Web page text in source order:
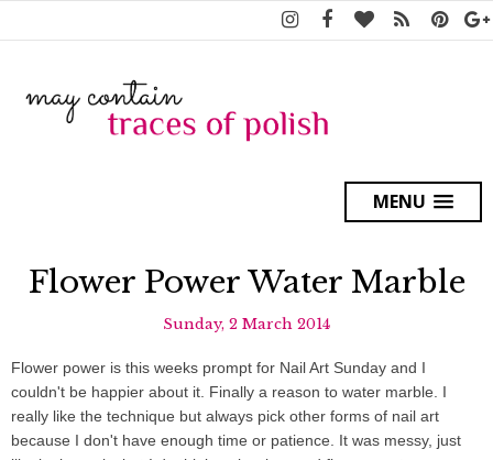
MENU
Flower Power Water Marble
Sunday, 2 March 2014
Flower power is this weeks prompt for Nail Art Sunday and I
couldn't be happier about it. Finally a reason to water marble. I
really like the technique but always pick other forms of nail art
because I don't have enough time or patience. It was messy, just